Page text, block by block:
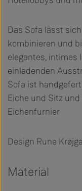
Das Sofa lässt
kombinieren und
elegantes, intimes
einladenden
Sofa ist
Eiche und Sitz
Eichenfurnier
Design Rune
Material